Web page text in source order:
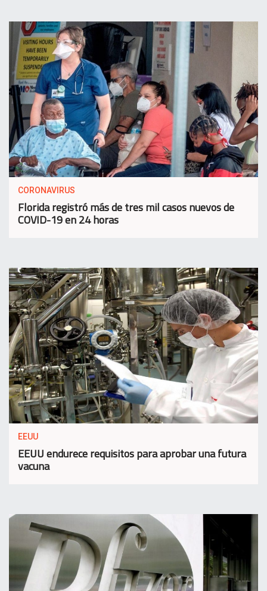
CORONAVIRUS
Florida registró más de tres mil casos nuevos de
COVID-19 en 24 horas
EEUU
EEUU endurece requisitos para aprobar una futura
vacuna